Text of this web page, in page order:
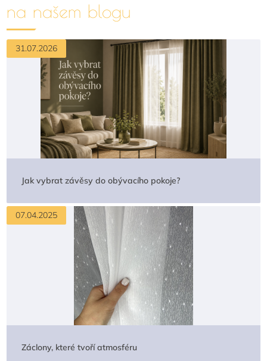
na našem blogu
31.07.2026
Jak vybrat závěsy do obývacího pokoje?
07.04.2025
Záclony, které tvoří atmosféru